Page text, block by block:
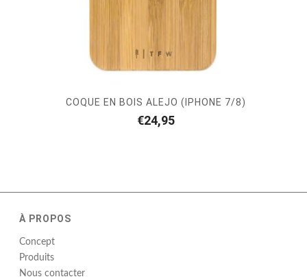
COQUE EN BOIS ALEJO (IPHONE 7/8)
€24,95
À PROPOS
Concept
Produits
Nous contacter